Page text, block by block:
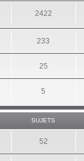
2422
233
25
5
SUJETS
52